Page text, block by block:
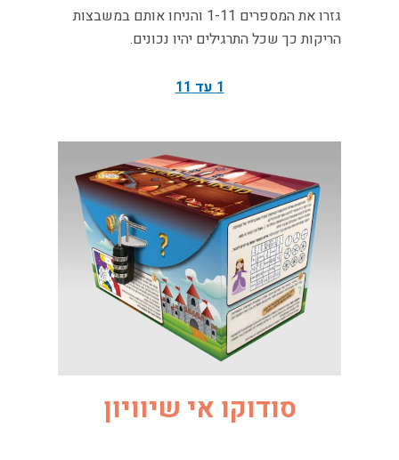
גזרו את המספרים 1-11 והניחו אותם במשבצות
הריקות כך שכל התרגילים יהיו נכונים.
1 עד 11
סודוקו אי שיוויון